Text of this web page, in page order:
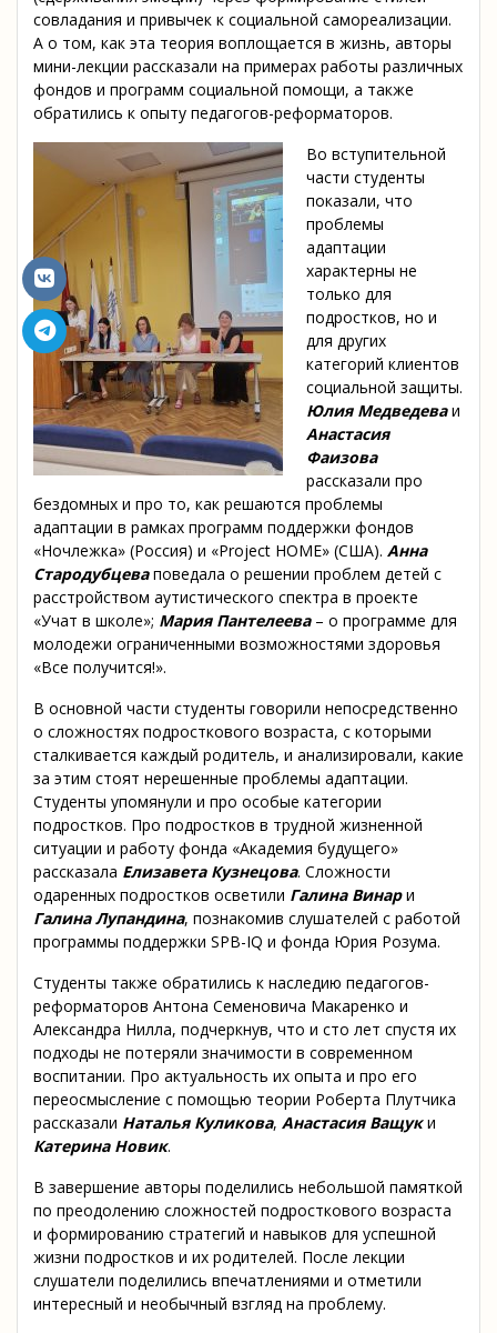
совладания и привычек к социальной самореализации.
А о том, как эта теория воплощается в жизнь, авторы
мини-лекции рассказали на примерах работы различных
фондов и программ социальной помощи, а также
обратились к опыту педагогов-реформаторов.
Во вступительной
части студенты
показали, что
проблемы
адаптации
характерны не
только для
подростков, но и
для других
категорий клиентов
социальной защиты.
Юлия Медведеваи
Анастасия
Фаизова
рассказали про
бездомных и про то, как решаются проблемы
адаптации в рамках программ поддержки фондов
«Ночлежка» (Россия) и «Project HOME» (США). Анна
Стародубцеваповедала о решении проблем детей с
расстройством аутистического спектра в проекте
«Учат в школе»; Мария Пантелеева– о программе для
молодежи ограниченными возможностями здоровья
«Все получится!».
В основной части студенты говорили непосредственно
о сложностях подросткового возраста, с которыми
сталкивается каждый родитель, и анализировали, какие
за этим стоят нерешенные проблемы адаптации.
Студенты упомянули и про особые категории
подростков. Про подростков в трудной жизненной
ситуации и работу фонда «Академия будущего»
рассказала Елизавета Кузнецова. Сложности
одаренных подростков осветили Галина Винари
Галина Лупандина, познакомив слушателей с работой
программы поддержки SPB-IQ и фонда Юрия Розума.
Студенты также обратились к наследию педагогов-
реформаторов Антона Семеновича Макаренко и
Александра Нилла, подчеркнув, что и сто лет спустя их
подходы не потеряли значимости в современном
воспитании. Про актуальность их опыта и про его
переосмысление с помощью теории Роберта Плутчика
рассказали Наталья Куликова, Анастасия Ващуки
Катерина Новик.
В завершение авторы поделились небольшой памяткой
по преодолению сложностей подросткового возраста
и формированию стратегий и навыков для успешной
жизни подростков и их родителей. После лекции
слушатели поделились впечатлениями и отметили
интересный и необычный взгляд на проблему.